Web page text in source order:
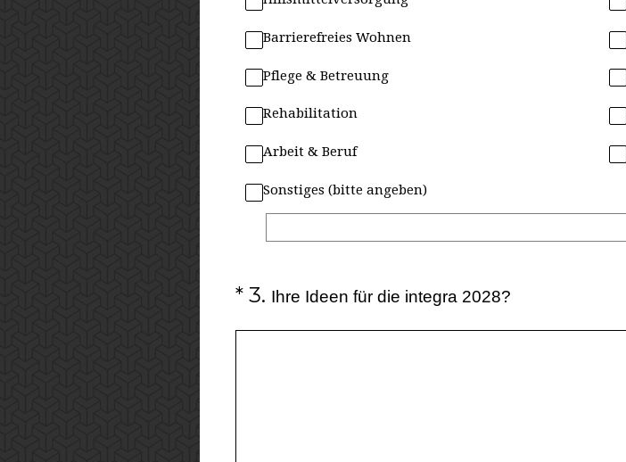
Barrierefreies Wohnen
Pflege & Betreuung
Rehabilitation
Arbeit & Beruf
Sonstiges (bitte angeben)
* 3. Ihre Ideen für die integra 2028?
(Erforderlich.)